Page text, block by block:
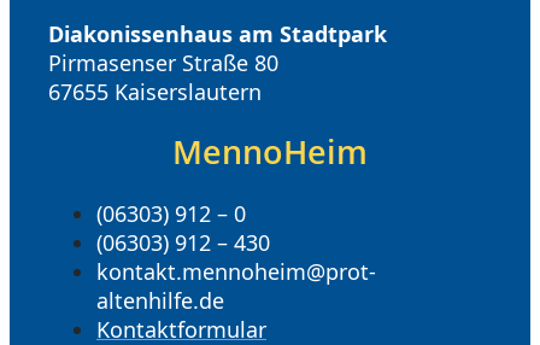
Diakonissenhaus am Stadtpark
Pirmasenser Straße 80
67655 Kaiserslautern
MennoHeim
(06303) 912 – 0
(06303) 912 – 430
kontakt.mennoheim@prot-
altenhilfe.de
Kontaktformular